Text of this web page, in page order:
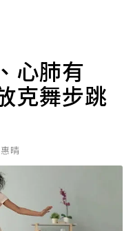
心肺有
克舞步跳
晴